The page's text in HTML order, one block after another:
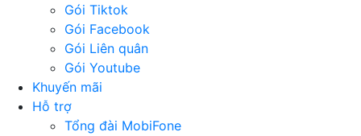
Gói Tiktok
Gói Facebook
Gói Liên quân
Gói Youtube
Khuyến mãi
Hỗ trợ
Tổng đài MobiFone